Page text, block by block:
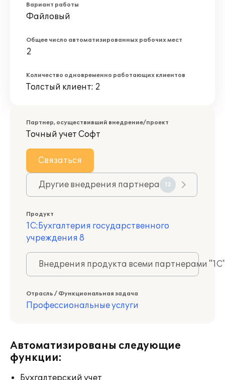
Вариант работы
Файловый
Общее число автоматизированных рабочих мест
2
Количество одновременно работающих клиентов
Толстый клиент: 2
Партнер, осуществивший внедрение/проект
Точный учет Софт
Связаться
Другие внедрения партнера 12
Продукт
1С:Бухгалтерия государственного
учреждения 8
Внедрения продукта всеми партнерами
Отрасль / Функциональная задача
Профессиональные услуги
Автоматизированы следующие
функции:
Бухгалтерский учет